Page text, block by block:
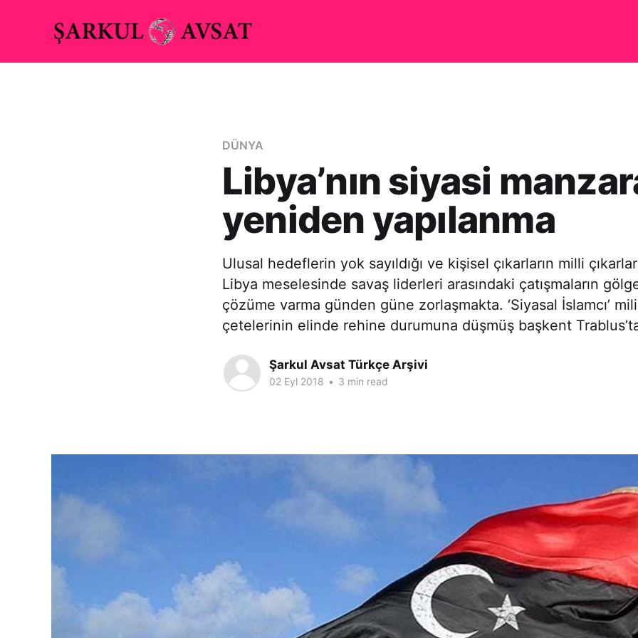
DÜNYA
Libya’nın siyasi
yeniden yapılanma
Ulusal hedeflerin yok sayıldığı ve kişisel çıkarların milli
Libya meselesinde savaş liderleri arasındaki çatışmaların
çözüme varma günden güne zorlaşmakta. ‘Siyasal İslamcı’
çetelerinin elinde rehine durumuna düşmüş başkent
Şarkul Avsat Türkçe Arşivi
02 Eyl 2018 • 3 min read